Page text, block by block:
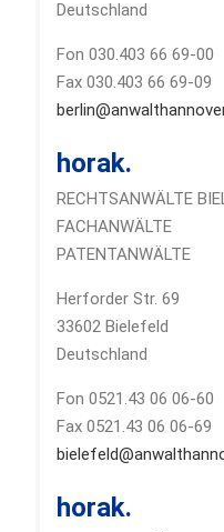
Deutschland
Fon 030.403 66 69-00
Fax 030.403 66 69-09
horak.
RECHTSANWÄLTE
FACHANWÄLTE
PATENTANWÄLTE
Herforder Str. 69
33602 Bielefeld
Deutschland
Fon 0521.43 06 06-60
Fax 0521.43 06 06-69
horak.